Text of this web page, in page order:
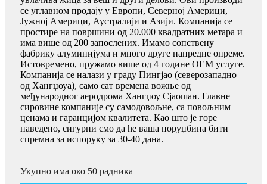
се углавном продају у Европи, Северној Америци,
Јужној Америци, Аустралији и Азији. Компанија се
простире на површини од 20.000 квадратних метара и
има више од 200 запослених. Имамо сопствену
фабрику алуминијума и много друге напредне опреме.
Истовремено, пружамо више од 4 године ОЕМ услуге.
Компанија се налази у граду Пингјао (северозападно
од Хангџоуа), само сат времена вожње од
међународног аеродрома Хангџоу Сјаошан. Главне
сировине компаније су самодовољне, са повољним
ценама и гаранцијом квалитета. Као што је горе
наведено, сигурни смо да ће ваша поруџбина бити
спремна за испоруку за 30-40 дана.
Укупно има око 50 радника